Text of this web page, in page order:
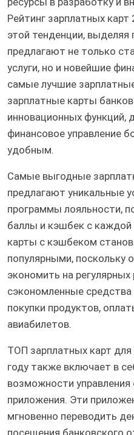
Рейтинг зарплатных
этой тенденции,
предлагают не только
услуги, но и новейшие
самые лучшие
зарплатные карты
инновационных функций,
финансовое управление
удобным.
Самые выгодные
предлагают уникальные
программы лояльности,
баллы и кэшбек с каждой
карты с кэшбеком
популярными, поскольку
экономить на регулярных
сэкономленные
покупки продуктов,
авиабилетов.
ТОП зарплатных карт
году также включает в
возможности
приложения. Эти
мгновенно переводить